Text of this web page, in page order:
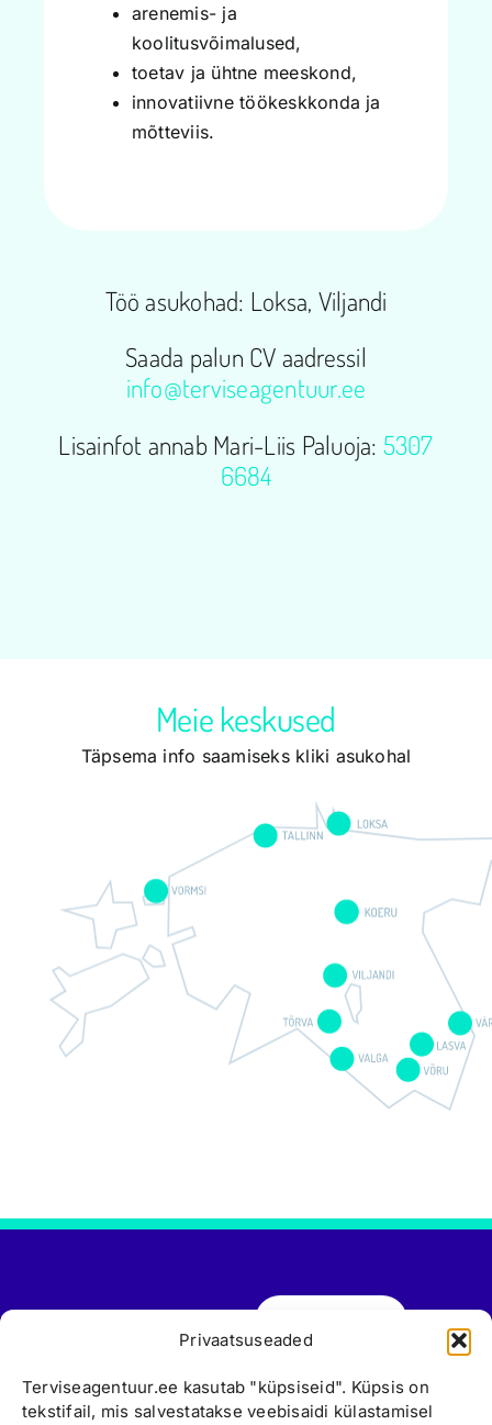
Privaatsuseaded
Terviseagentuur.ee kasutab "küpsiseid". Küpsis on
tekstifail, mis salvestatakse veebisaidi külastamisel
arenemis- ja
koolitusvõimalused,
toetav ja ühtne meeskond,
innovatiivne töökeskkonda ja
mõtteviis.
Töö asukohad: Loksa, Viljandi
Saada palun CV aadressil
info@terviseagentuur.ee
Lisainfot annab Mari-Liis Paluoja: 5307
6684
Meie keskused
Täpsema info saamiseks kliki asukohal
Tule tööle
Värska
Võru
766 6661